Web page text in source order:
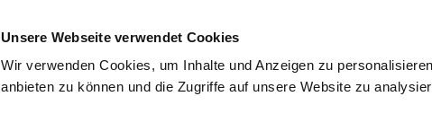
Unsere Webseite verwendet Cookies
Wir verwenden Cookies, um Inhalte und Anzeigen zu
anbieten zu können und die Zugriffe auf unsere Website zu